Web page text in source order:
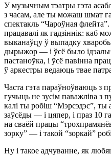
У музычным тэатры гэта
з часам, але ты можаш шмат
спектакль “Чароўная
працавалі як гадзіннік: каб
выканаўцу ў выпадку
дырыжор — і ўсё было
пастаноўка, і ўсё павінна
ў аркестры ведаюць твае
Часта гэта параўноўваюць з
гучыць не зусім паважліва з
калі ты робіш “Мэрсэдэс”, ты
заўсёды — і цяпер, і праз 10
на сваёй працы
зорку” — і такой “зоркай”
Ну і такое адчуванне, як